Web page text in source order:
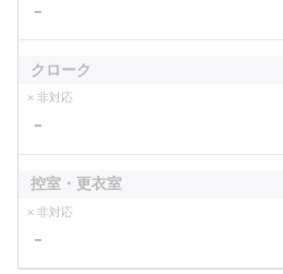
－
クローク
× 非対応
－
控室・更衣室
× 非対応
－